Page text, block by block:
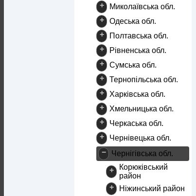
+
Миколаївська обл.
+
Одеська обл.
+
Полтавська обл.
+
Рівненська обл.
+
Сумська обл.
+
Тернопільська обл.
+
Харківська обл.
+
Хмельницька обл.
+
Черкаська обл.
+
Чернівецька обл.
−
Чернігівська обл.
+
Корюківський
район
+
Ніжинський район